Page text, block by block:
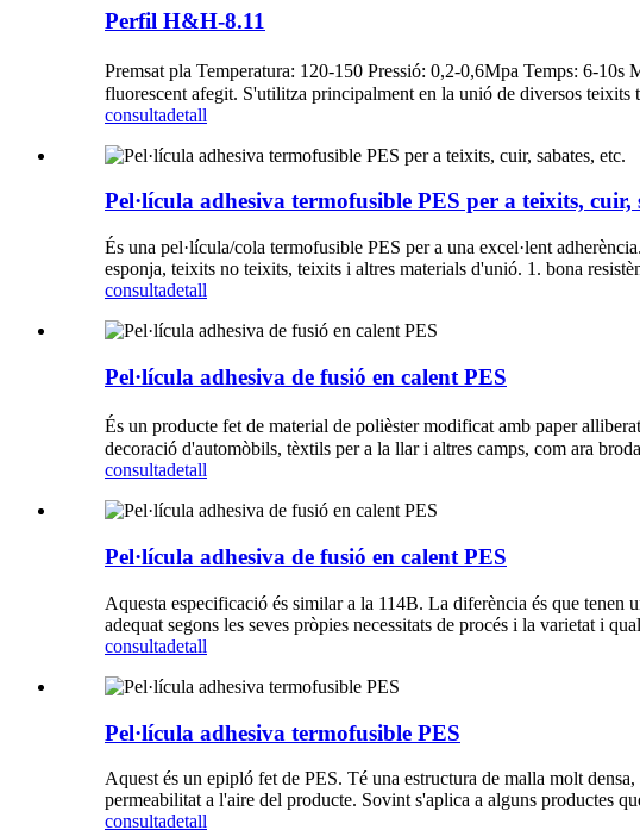
Perfil H&H-8.11
Premsat pla Temperatura: 120-150 Pressió: 0,2-0,6Mpa Temps: 6-
fluorescent afegit. S'utilitza principalment en la unió de diversos
consultadetall
Pel·lícula adhesiva termofusible PES per a teixits, cuir,
És una pel·lícula/cola termofusible PES per a una excel·lent
esponja, teixits no teixits, teixits i altres materials d'unió. 1. bona
consultadetall
Pel·lícula adhesiva de fusió en calent PES
És un producte fet de material de polièster modificat amb paper
decoració d'automòbils, tèxtils per a la llar i altres camps, com ara
consultadetall
Pel·lícula adhesiva de fusió en calent PES
Aquesta especificació és similar a la 114B. La diferència és que
adequat segons les seves pròpies necessitats de procés i la varietat i
consultadetall
Pel·lícula adhesiva termofusible PES
Aquest és un epipló fet de PES. Té una estructura de malla molt
permeabilitat a l'aire del producte. Sovint s'aplica a alguns productes
consultadetall